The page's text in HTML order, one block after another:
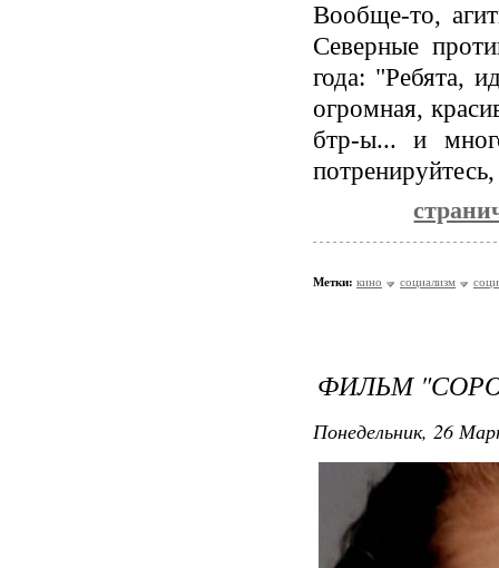
Вообще-то,
Северные
года: "Ребята,
огромная,
бтр-ы... и
Метки: кино социализм
ФИЛЬМ
Понедельник, 26